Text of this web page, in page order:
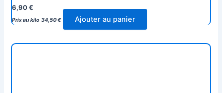
6,90€
Prix au kilo 34,50€ Ajouter au panier